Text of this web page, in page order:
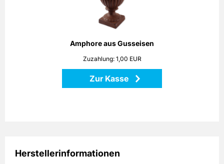
Amphore aus Gusseisen
Zuzahlung: 1,00 EUR
Zur Kasse
Amphore sowohl Pflanzen als auch Dekorationen stilvoll in
Material: Gusseisen
Herstellerinformationen